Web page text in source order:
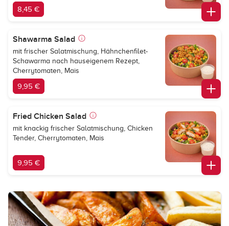
8,45 €
Shawarma Salad
mit frischer Salatmischung, Hähnchenfilet-
Schawarma nach hauseigenem Rezept,
Cherrytomaten, Mais
9,95 €
Fried Chicken Salad
mit knackig frischer Salatmischung, Chicken
Tender, Cherrytomaten, Mais
9,95 €